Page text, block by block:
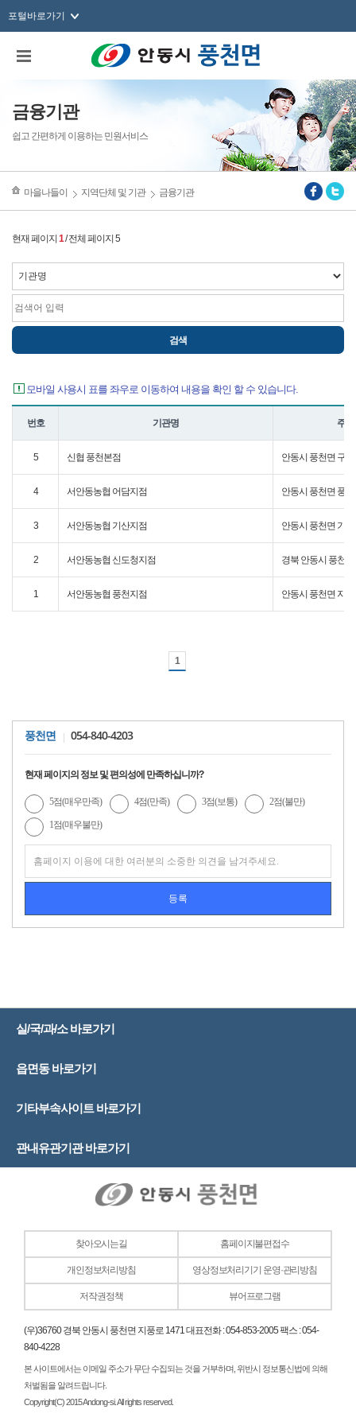
포털바로가기
금융기관
쉽고 간편하게 이용하는 민원서비스
마을나들이 지역단체 및 기관 금융기관
현재 페이지 1/ 전체 페이지 5
모바일 사용시 표를 좌우로 이동하여 내용을 확인 할 수 있습니다.
번호 기관명 주소
5 신협 풍천본점 안동시 풍천면 구
4 서안동농협 어담지점 안동시 풍천면 풍
3 서안동농협 기산지점 안동시 풍천면 기
2 서안동농협 신도청지점 경북 안동시 풍천
1 서안동농협 풍천지점 안동시 풍천면 지
1
풍천면 054-840-4203
현재 페이지의 정보 및 편의성에 만족하십니까?
5점(매우만족) 4점(만족) 3점(보통) 2점(불만)
1점(매우불만)
실/국/과/소 바로가기
읍면동 바로가기
기타부속사이트 바로가기
관내유관기관 바로가기
찾아오시는길 홈페이지불편접수
개인정보처리방침 영상정보처리기기 운영·관리방침
저작권정책 뷰어프로그램
(우)36760 경북 안동시 풍천면 지풍로 1471 대표전화 : 054-853-2005 팩스 : 054-
840-4228
본 사이트에서는 이메일 주소가 무단 수집되는 것을 거부하며, 위반시 정보통신법에 의해
처벌됨을 알려드립니다.
Copyright(C) 2015 Andong-si. All rights reserved.